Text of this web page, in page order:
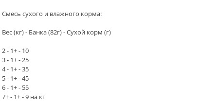
Смесь сухого и влажного корма:
Вес (кг) - Банка (82г) - Сухой корм (г)
2 - 1+ - 10
3 - 1+ - 25
4 - 1+ - 35
5 - 1+ - 45
6 - 1+ - 55
7+ - 1+ - 9 на кг